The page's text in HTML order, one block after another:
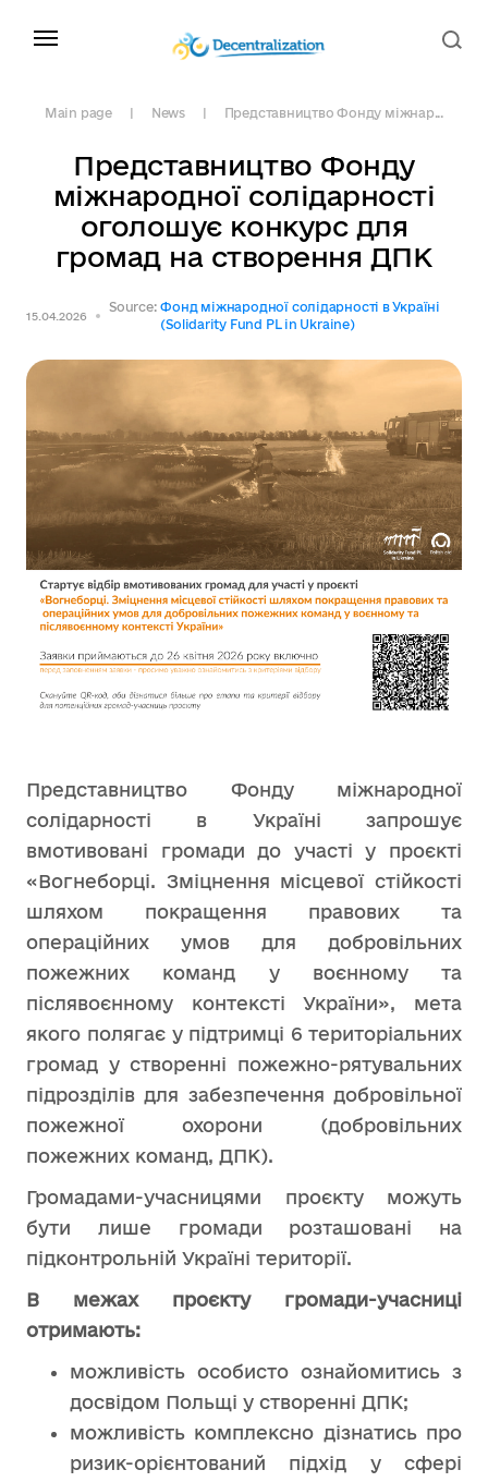
Main page News Представництво Фонду міжнар...
Представництво Фонду
міжнародної солідарності
оголошує конкурс для
громад на створення ДПК
15.04.2026
Source: Фонд міжнародної солідарності в Україні
(Solidarity Fund PL in Ukraine)
Представництво Фонду міжнародної
солідарності в Україні запрошує
вмотивовані громади до участі у проєкті
«Вогнеборці. Зміцнення місцевої стійкості
шляхом покращення правових та
операційних умов для добровільних
пожежних команд у воєнному та
післявоєнному контексті України», мета
якого полягає у підтримці 6 територіальних
громад у створенні пожежно-рятувальних
підрозділів для забезпечення добровільної
пожежної охорони (добровільних
пожежних команд, ДПК).
Громадами-учасницями проєкту можуть
бути лише громади розташовані на
підконтрольній Україні території.
В
межах проєкту громади-учасниці
отримають:
можливість особисто ознайомитись з
досвідом Польщі у створенні ДПК;
можливість комплексно дізнатись про
ризик-орієнтований підхід у сфері